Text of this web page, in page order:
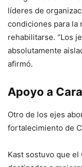
líderes de
condiciones para la
rehabilitarse. “Los
absolutamente
afirmó.
Apoyo a
Otro de los ejes
fortalecimiento de
Kast sostuvo que el